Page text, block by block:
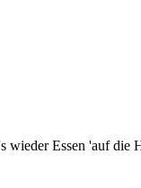
wieder Essen 'auf die